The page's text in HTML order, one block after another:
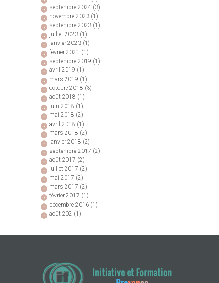
septembre 2024(3)
novembre 2023(1)
septembre 2023(1)
juillet 2023(1)
janvier 2023(1)
février 2021 (1)
septembre 2019 (1)
avril 2019 (1)
mars 2019 (1)
octobre 2018 (3)
août 2018 (1)
juin 2018 (1)
mai 2018 (2)
avril 2018 (1)
mars 2018 (2)
janvier 2018 (2)
septembre 2017 (2)
août 2017 (2)
juillet 2017 (2)
mai 2017 (2)
mars 2017 (2)
février 2017 (1)
décembre 2016(1)
août 202 (1)